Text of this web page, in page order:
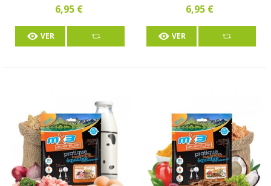
6,95 €
VER
6,95 €
VER